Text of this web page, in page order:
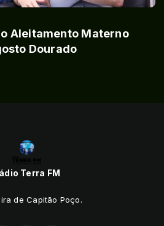
Aleitamento Materno
Dourado
Terra FM
de Capitão Poço.